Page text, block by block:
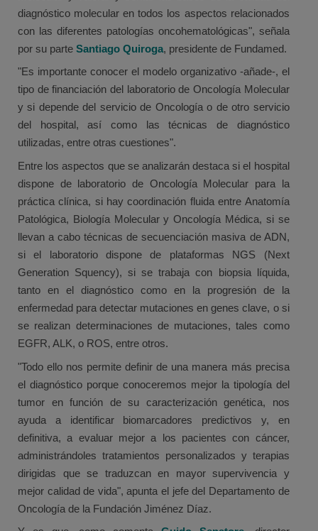
diagnóstico molecular en todos los aspectos relacionados
con las diferentes patologías oncohematológicas", señala
por su parte Santiago Quiroga, presidente de Fundamed.
"Es importante conocer el modelo organizativo -añade-, el
tipo de financiación del laboratorio de Oncología Molecular
y si depende del servicio de Oncología o de otro servicio
del hospital, así como las técnicas de diagnóstico
utilizadas, entre otras cuestiones".
Entre los aspectos que se analizarán destaca si el hospital
dispone de laboratorio de Oncología Molecular para la
práctica clínica, si hay coordinación fluida entre Anatomía
Patológica, Biología Molecular y Oncología Médica, si se
llevan a cabo técnicas de secuenciación masiva de ADN,
si el laboratorio dispone de plataformas NGS (Next
Generation Squency), si se trabaja con biopsia líquida,
tanto en el diagnóstico como en la progresión de la
enfermedad para detectar mutaciones en genes clave, o si
se realizan determinaciones de mutaciones, tales como
EGFR, ALK, o ROS, entre otros.
"Todo ello nos permite definir de una manera más precisa
el diagnóstico porque conoceremos mejor la tipología del
tumor en función de su caracterización genética, nos
ayuda a identificar biomarcadores predictivos y, en
definitiva, a evaluar mejor a los pacientes con cáncer,
administrándoles tratamientos personalizados y terapias
dirigidas que se traduzcan en mayor supervivencia y
mejor calidad de vida", apunta el jefe del Departamento de
Oncología de la Fundación Jiménez Díaz.